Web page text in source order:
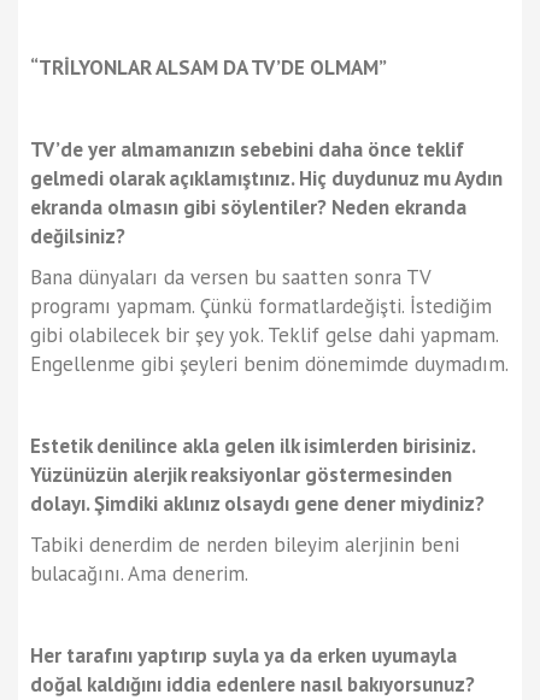
“TRİLYONLAR ALSAM DA TV’DE OLMAM”
TV’de yer almamanızın sebebini daha önce teklif
gelmedi olarak açıklamıştınız. Hiç duydunuz mu Aydın
ekranda olmasın gibi söylentiler? Neden ekranda
değilsiniz?
Bana dünyaları da versen bu saatten sonra TV
programı yapmam. Çünkü formatlardeğişti. İstediğim
gibi olabilecek bir şey yok. Teklif gelse dahi yapmam.
Engellenme gibi şeyleri benim dönemimde duymadım.
Estetik denilince akla gelen ilk isimlerden birisiniz.
Yüzünüzün alerjik reaksiyonlar göstermesinden
dolayı. Şimdiki aklınız olsaydı gene dener miydiniz?
Tabiki denerdim de nerden bileyim alerjinin beni
bulacağını. Ama denerim.
Her tarafını yaptırıp suyla ya da erken uyumayla
doğal kaldığını iddia edenlere nasıl bakıyorsunuz?